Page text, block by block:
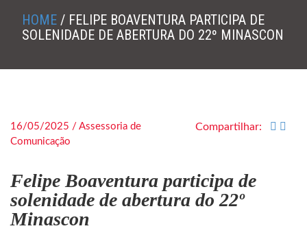
HOME / FELIPE BOAVENTURA PARTICIPA DE
SOLENIDADE DE ABERTURA DO 22º MINASCON
16/05/2025 / Assessoria de
Comunicação
Compartilhar:
Felipe Boaventura participa de
solenidade de abertura do 22º
Minascon